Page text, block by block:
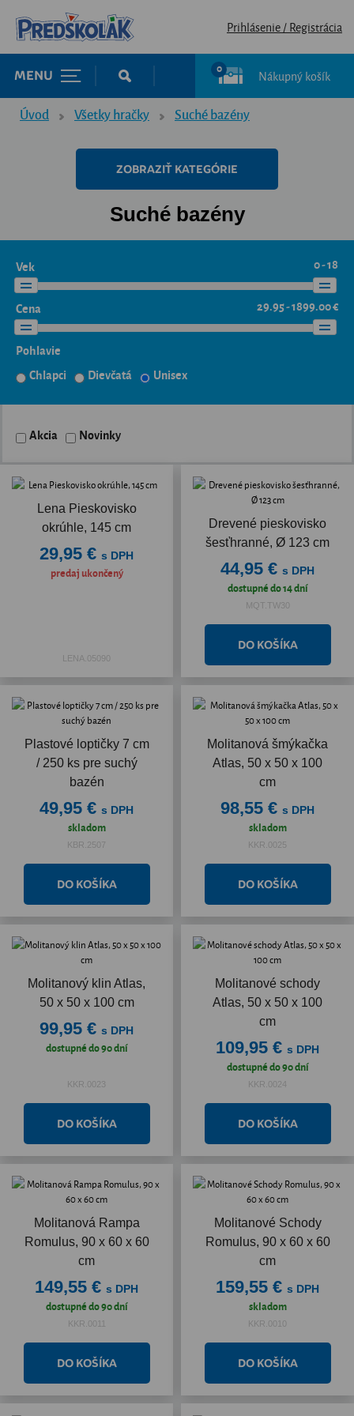
Prihlásenie / Registrácia
MENU 0 Nákupný košík
Úvod Všetky hračky Suché bazény
ZOBRAZIŤ KATEGÓRIE
Suché bazény
Vek 0 - 18
Cena 29.95 - 1899.00 €
Pohlavie
Chlapci
Dievčatá Unisex
Akcia Novinky
Lena Pieskovisko
okrúhle, 145 cm
29,95 € s DPH
predaj ukončený
LENA.05090
Drevené pieskovisko
šesťhranné, Ø 123 cm
44,95 € s DPH
dostupné do 14 dní
MQT.TW30
Plastové loptičky 7 cm
/ 250 ks pre suchý
bazén
49,95 € s DPH
skladom
KBR.2507
Molitanová šmýkačka
Atlas, 50 x 50 x 100
cm
98,55 € s DPH
skladom
KKR.0025
Molitanový klin Atlas,
50 x 50 x 100 cm
99,95 € s DPH
dostupné do 90 dní
KKR.0023
Molitanové schody
Atlas, 50 x 50 x 100
cm
109,95 € s DPH
dostupné do 90 dní
KKR.0024
Molitanová Rampa
Romulus, 90 x 60 x 60
cm
149,55 € s DPH
dostupné do 90 dní
KKR.0011
Molitanové Schody
Romulus, 90 x 60 x 60
cm
159,55 € s DPH
skladom
KKR.0010